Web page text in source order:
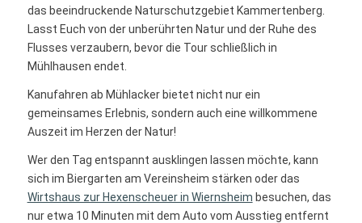
das beeindruckende Naturschutzgebiet Kammertenberg.
Lasst Euch von der unberührten Natur und der Ruhe des
Flusses verzaubern, bevor die Tour schließlich in
Mühlhausen endet.
Kanufahren ab Mühlacker bietet nicht nur ein
gemeinsames Erlebnis, sondern auch eine willkommene
Auszeit im Herzen der Natur!
Wer den Tag entspannt ausklingen lassen möchte, kann
sich im Biergarten am Vereinsheim stärken oder das
Wirtshaus zur Hexenscheuer in Wiernsheim besuchen, das
nur etwa 10 Minuten mit dem Auto vom Ausstieg entfernt